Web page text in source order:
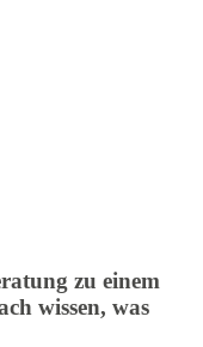
zu einem
wissen, was